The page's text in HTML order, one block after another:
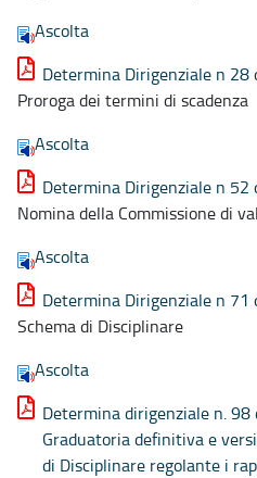
Ascolta
Determina Dirigenziale n 28
Proroga dei termini di scadenza
Ascolta
Determina Dirigenziale n 52
Nomina della Commissione di
Ascolta
Determina Dirigenziale n 71
Schema di Disciplinare
Ascolta
Determina dirigenziale n.
Graduatoria definitiva e
di Disciplinare regolante i